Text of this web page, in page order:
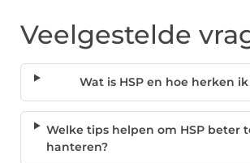
Veelgestelde
Wat is HSP en hoe herken
Welke tips helpen om HSP beter
hanteren?